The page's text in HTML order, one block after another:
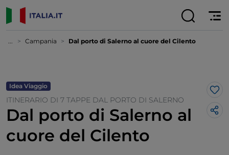
... Campania Dal porto di Salerno al cuore del Cilento
Idea Viaggio
ITINERARIO DI 7 TAPPE DAL PORTO DI SALERNO
Dal porto di Salerno al
cuore del Cilento